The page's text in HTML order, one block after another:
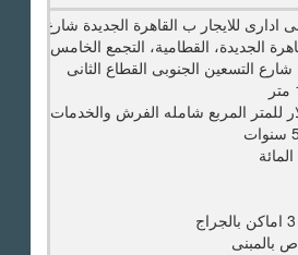
للايجار ب القاهرة الجديدة شارع
الجديدة، القطامية، التجمع الخامس
شارع التسعين الجنوبى القطاع الثانى
بالمبنى